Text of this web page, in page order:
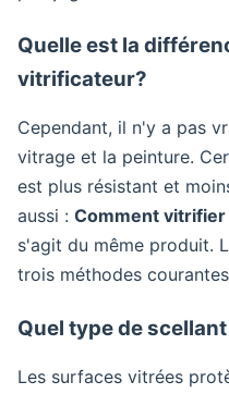
Quelle est la
vitrificateur?
Cependant, il n'y a pas
vitrage et la peinture.
est plus résistant et
aussi : Comment
s'agit du même produit.
trois méthodes
Quel type de
Les surfaces vitrées